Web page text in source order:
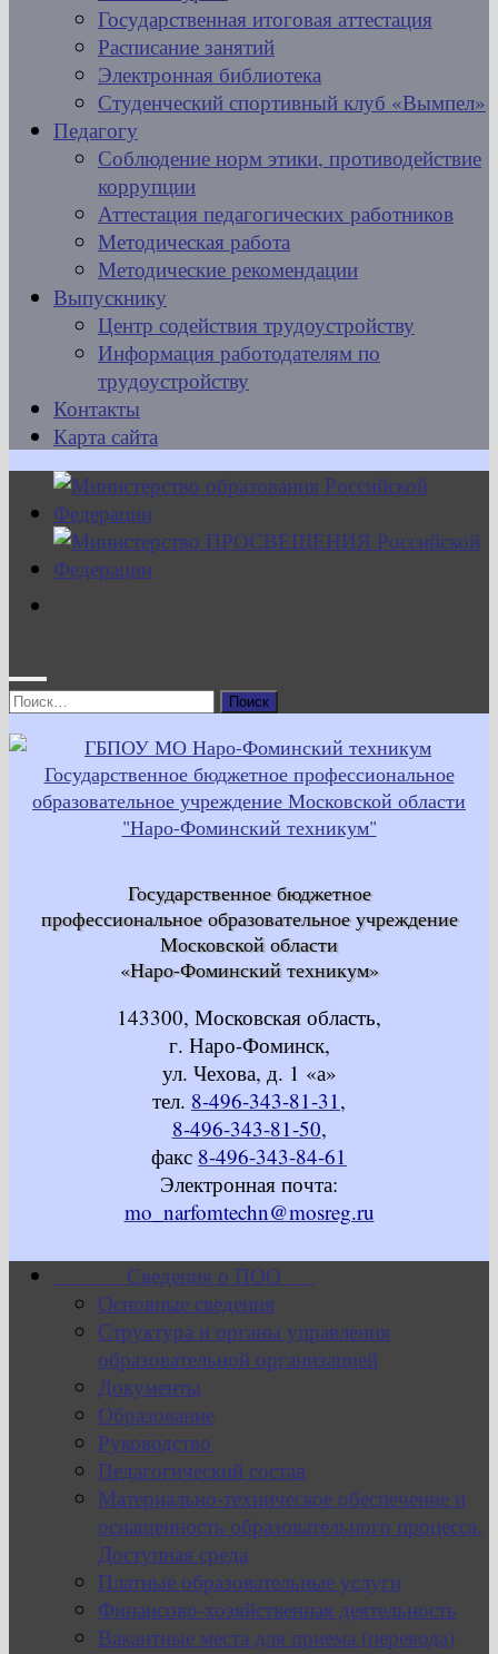
Государственная итоговая аттестация
Расписание занятий
Электронная библиотека
Студенческий спортивный клуб «Вымпел»
Педагогу
Соблюдение норм этики, противодействие
коррупции
Аттестация педагогических работников
Методическая работа
Методические рекомендации
Выпускнику
Центр содействия трудоустройству
Информация работодателям по
трудоустройству
Контакты
Карта сайта
Найти:
Государственное бюджетное
профессиональное образовательное учреждение
Московской области
«Наро-Фоминский техникум»
143300, Московская область,
г. Наро-Фоминск,
ул. Чехова, д. 1 «а»
тел. 8-496-343-81-31,
8-496-343-81-50,
факс 8-496-343-84-61
Электронная почта:
mo_narfomtechn@mosreg.ru
Сведения о ПОО
Основные сведения
Структура и органы управления
образовательной организацией
Документы
Образование
Руководство
Педагогический состав
Материально-техническое обеспечение и
оснащенность образовательного процесса.
Доступная среда
Платные образовательные услуги
Финансово-хозяйственная деятельность
Вакантные места для приема (перевода)